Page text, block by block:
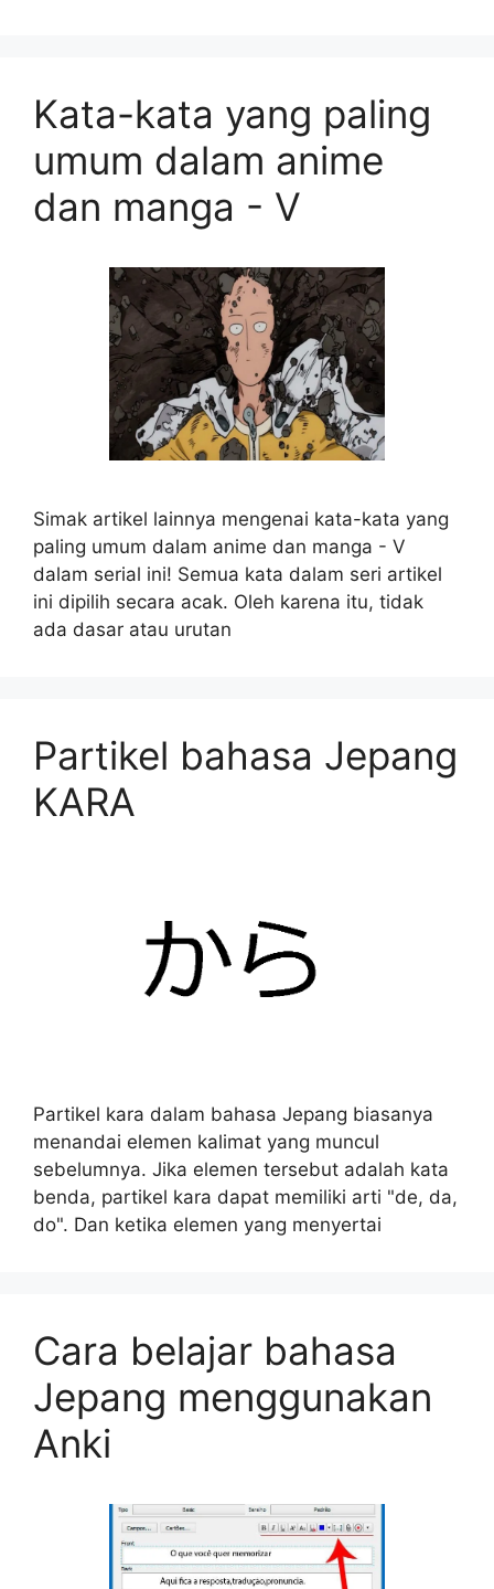
Kata-kata yang paling
umum dalam anime
dan manga - V
Simak artikel lainnya mengenai kata-kata yang
paling umum dalam anime dan manga - V
dalam serial ini! Semua kata dalam seri artikel
ini dipilih secara acak. Oleh karena itu, tidak
ada dasar atau urutan
Partikel bahasa Jepang
KARA
Partikel kara dalam bahasa Jepang biasanya
menandai elemen kalimat yang muncul
sebelumnya. Jika elemen tersebut adalah kata
benda, partikel kara dapat memiliki arti "de, da,
do". Dan ketika elemen yang menyertai
Cara belajar bahasa
Jepang menggunakan
Anki